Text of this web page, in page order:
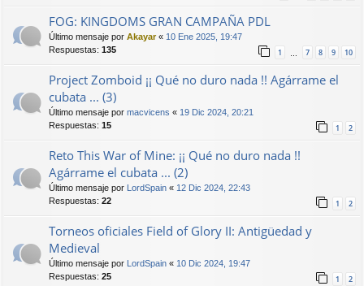
FOG: KINGDOMS GRAN CAMPAÑA PDL
Último mensaje por Akayar« 10 Ene 2025, 19:47
Respuestas: 135 1 … 7 8 9 10
Project Zomboid ¡¡ Qué no duro nada !! Agárrame el
cubata ... (3)
Último mensaje por macvicens « 19 Dic 2024, 20:21
Respuestas: 15 1 2
Reto This War of Mine: ¡¡ Qué no duro nada !!
Agárrame el cubata ... (2)
Último mensaje por LordSpain « 12 Dic 2024, 22:43
Respuestas: 22 1 2
Torneos oficiales Field of Glory II: Antigüedad y
Medieval
Último mensaje por LordSpain « 10 Dic 2024, 19:47
Respuestas: 25 1 2